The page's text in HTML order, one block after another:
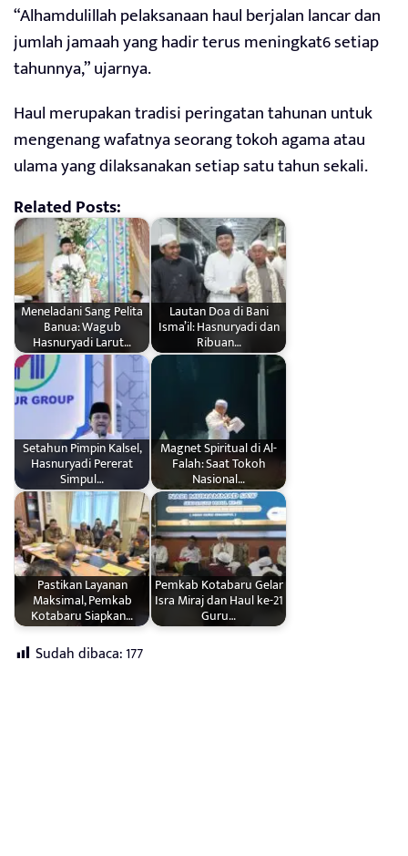
“Alhamdulillah pelaksanaan haul berjalan lancar dan
jumlah jamaah yang hadir terus meningkat6 setiap
tahunnya,” ujarnya.
Haul merupakan tradisi peringatan tahunan untuk
mengenang wafatnya seorang tokoh agama atau
ulama yang dilaksanakan setiap satu tahun sekali.
Related Posts:
Meneladani Sang Pelita
Banua: Wagub
Hasnuryadi Larut…
Lautan Doa di Bani
Isma’il: Hasnuryadi dan
Ribuan…
Setahun Pimpin Kalsel,
Hasnuryadi Pererat
Simpul…
Magnet Spiritual di Al-
Falah: Saat Tokoh
Nasional…
Pastikan Layanan
Maksimal, Pemkab
Kotabaru Siapkan…
Pemkab Kotabaru Gelar
Isra Miraj dan Haul ke-21
Guru…
Sudah dibaca:177